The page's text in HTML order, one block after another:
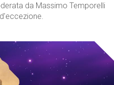
da Massimo Temporelli